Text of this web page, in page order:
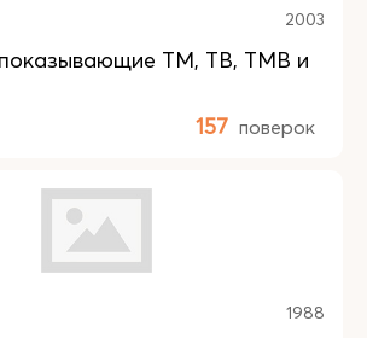
2003
ТМ, ТВ, TMB и
157 поверок
1988